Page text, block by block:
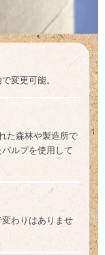
変更可能。
た森林や製造所で
ルプを使用して
わりはありませ